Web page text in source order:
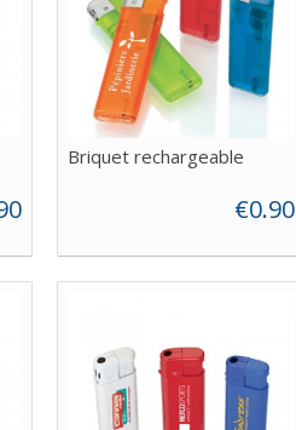
Briquet rechargeable
€0.90